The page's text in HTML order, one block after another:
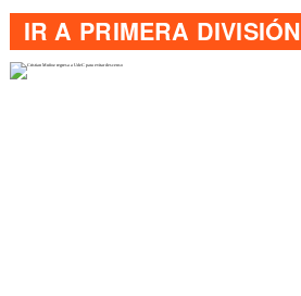
IR A PRIMERA DIVISIÓN